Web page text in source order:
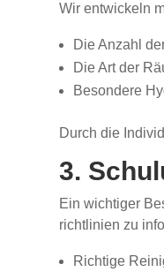
Wir entwickeln
Die Anzahl
Die Art der
Besondere
Durch die
3.
Ein wichtiger
richtlinien zu
Richtige